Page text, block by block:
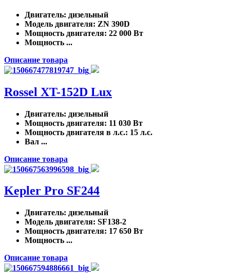
Двигатель: дизельный
Модель двигателя: ZN 390D
Мощность двигателя: 22 000 Вт
Мощность ...
Описание товара
Rossel XT-152D Lux
Двигатель: дизельный
Мощность двигателя: 11 030 Вт
Мощность двигателя в л.с.: 15 л.с.
Вал ...
Описание товара
Kepler Pro SF244
Двигатель: дизельный
Модель двигателя: SF138-2
Мощность двигателя: 17 650 Вт
Мощность ...
Описание товара